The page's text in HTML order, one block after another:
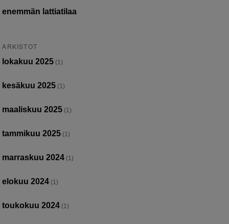
enemmän lattiatilaa
ARKISTOT
lokakuu 2025 (1)
kesäkuu 2025 (1)
maaliskuu 2025 (1)
tammikuu 2025 (1)
marraskuu 2024 (1)
elokuu 2024 (1)
toukokuu 2024 (1)